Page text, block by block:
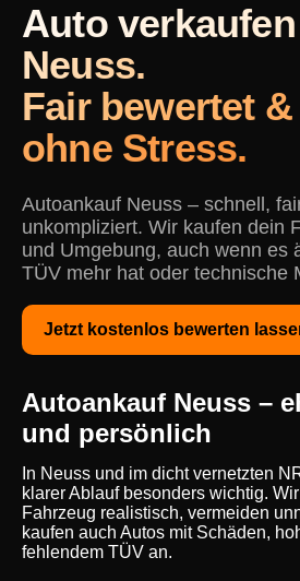
Auto
Neuss.
Fair bewertet &
ohne Stress.
Autoankauf Neuss – schnell,
unkompliziert. Wir kaufen dein
und Umgebung, auch wenn es
TÜV mehr hat oder technische
Jetzt kostenlos bewerten
Autoankauf Neuss –
und persönlich
In Neuss und im dicht vernetzten
klarer Ablauf besonders wichtig.
Fahrzeug realistisch, vermeiden
kaufen auch Autos mit Schäden,
fehlendem TÜV an.